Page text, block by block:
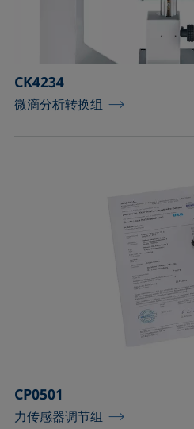
CK4234
微滴分析转换组
CP0501
力传感器调节组